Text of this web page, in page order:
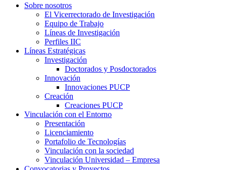
Sobre nosotros
El Vicerrectorado de Investigación
Equipo de Trabajo
Líneas de Investigación
Perfiles IIC
Líneas Estratégicas
Investigación
Doctorados y Posdoctorados
Innovación
Innovaciones PUCP
Creación
Creaciones PUCP
Vinculación con el Entorno
Presentación
Licenciamiento
Portafolio de Tecnologías
Vinculación con la sociedad
Vinculación Universidad – Empresa